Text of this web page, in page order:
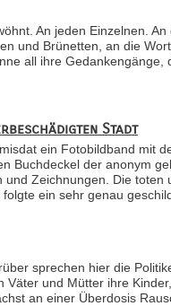
An jeden Einzelnen.
und Brünetten, an die
all ihre
Stadt
ein Fotobildband mit
Buchdeckel der anonym
Zeichnungen. Die toten
ein sehr genau
sprechen hier die
Väter und Mütter ihre
an einer Überdosis